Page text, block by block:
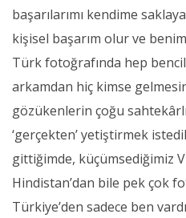
başarılarımı kendime
kişisel başarım olur ve
Türk fotoğrafında hep
arkamdan hiç kimse
gözükenlerin çoğu
‘gerçekten’ yetiştirmek
gittiğimde, küçümsediğimiz
Hindistan’dan bile pek çok
Türkiye’den sadece ben